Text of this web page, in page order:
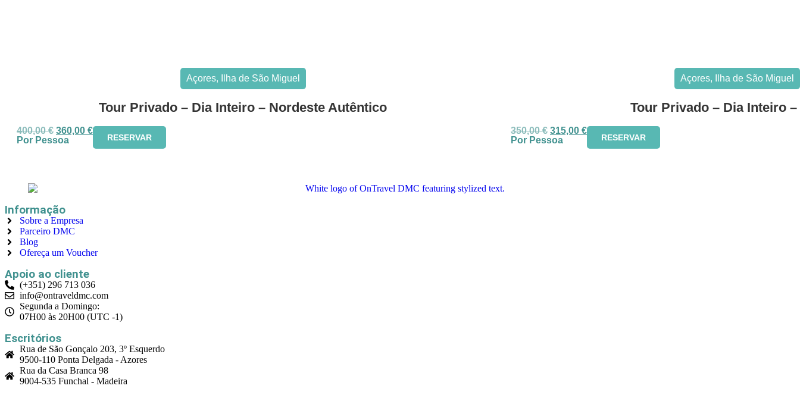
Açores, Ilha de São Miguel
Tour Privado – Dia Inteiro – Nordeste Autêntico
400,00€ 360,00 €
Por Pessoa
RESERVAR
Açores, Ilha de São Miguel
Tour Privado – Dia Inteiro
350,00€ 315,00 €
Por Pessoa
RESERVAR
Informação
Sobre a Empresa
Parceiro DMC
Blog
Ofereça um Voucher
Apoio ao cliente
(+351) 296 713 036
info@ontraveldmc.com
Segunda a Domingo:
07H00 às 20H00 (UTC -1)
Escritórios
Rua de São Gonçalo 203, 3º Esquerdo
9500-110 Ponta Delgada - Azores
Rua da Casa Branca 98
9004-535 Funchal - Madeira